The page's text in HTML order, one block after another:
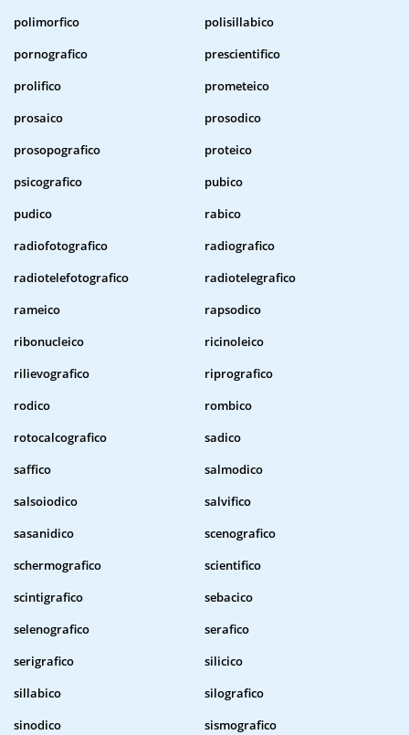
polimorfico
polisillabico
pornografico
prescientifico
prolifico
prometeico
prosaico
prosodico
prosopografico
proteico
psicografico
pubico
pudico
rabico
radiofotografico
radiografico
radiotelefotografico
radiotelegrafico
rameico
rapsodico
ribonucleico
ricinoleico
rilievografico
riprografico
rodico
rombico
rotocalcografico
sadico
saffico
salmodico
salsoiodico
salvifico
sasanidico
scenografico
schermografico
scientifico
scintigrafico
sebacico
selenografico
serafico
serigrafico
silicico
sillabico
silografico
sinodico
sismografico